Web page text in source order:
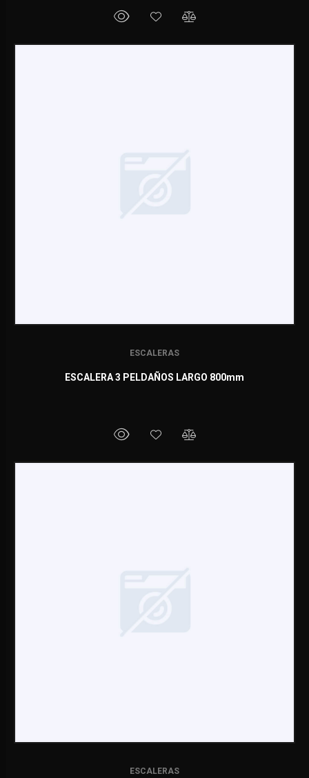
ESCALERAS
ESCALERA 3 PELDAÑOS LARGO 800mm
ESCALERAS